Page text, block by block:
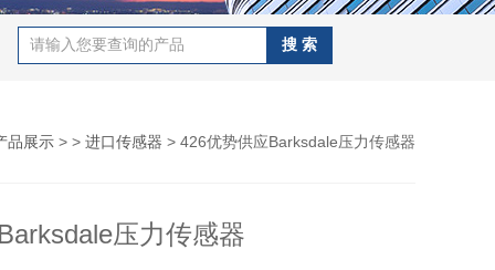
品展示 > > 进口传感器 > 426优势供应Barksdale压力传感器
压力传感器